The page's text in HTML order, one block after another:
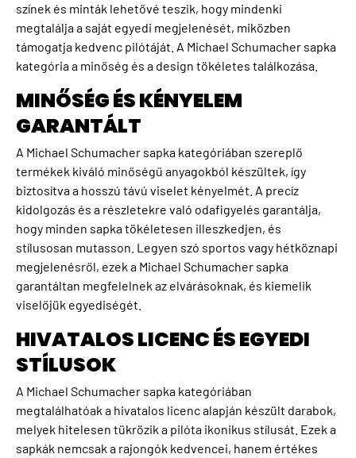
színek és minták lehetővé teszik, hogy mindenki
megtalálja a saját egyedi megjelenését, miközben
támogatja kedvenc pilótáját. A Michael Schumacher sapka
kategória a minőség és a design tökéletes találkozása.
MINŐSÉG ÉS KÉNYELEM
GARANTÁLT
A Michael Schumacher sapka kategóriában szereplő
termékek kiváló minőségű anyagokból készültek, így
biztosítva a hosszú távú viselet kényelmét. A precíz
kidolgozás és a részletekre való odafigyelés garantálja,
hogy minden sapka tökéletesen illeszkedjen, és
stílusosan mutasson. Legyen szó sportos vagy hétköznapi
megjelenésről, ezek a Michael Schumacher sapka
garantáltan megfelelnek az elvárásoknak, és kiemelik
viselőjük egyediségét.
HIVATALOS LICENC ÉS EGYEDI
STÍLUSOK
A Michael Schumacher sapka kategóriában
megtalálhatóak a hivatalos licenc alapján készült darabok,
melyek hitelesen tükrözik a pilóta ikonikus stílusát. Ezek a
sapkák nemcsak a rajongók kedvencei, hanem értékes